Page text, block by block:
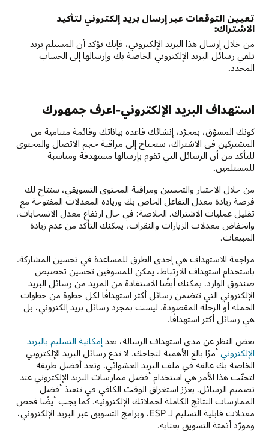
تعيين التوقعات عبر إرسال بريد إلكتروني لتأكيد
الاشتراك:
من خلال إرسال هذا البريد الإلكتروني، فإنك تؤكد أن المستلم يريد
تلقي رسائل البريد الإلكتروني الخاصة بك وإرسالها إلى الحساب
المحدد.
استهداف البريد الإلكتروني-اعرف جمهورك
كونك المسوّق، بمجرّد، إنشائك قاعدة بياناتك وقائمة متنامية من
المشتركين في الاشتراك، ستحتاج إلى مراقبة حجم الاتصال والمحتوى
للتأكد من أن الرسائل التي تقوم بإرسالها مستهدفة ومناسبة
للمستلمين.
من خلال الاختبار والتحسين ومراقبة المحتوى التسويقي، ستتاح لك
فرصة زيادة معدل التفاعل الخاص بك وزيادة المعدلات المفتوحة مع
تقليل عمليات الاشتراك. الخلاصة: في حال ارتفاع معدل الانسحابات،
وانخفاض معدلات الزيارات والنقرات، يمكنك التأكد من عدم زيادة
المبيعات.
مراجعة الاستهداف هي إحدى الطرق للمساعدة في تحسين المشاركة.
باستخدام استهداف الارتباط، يمكن للمسوقين تحسين تخصيص
صندوق الوارد. يمكنك أيضًا الاستفادة من المزيد من رسائل البريد
الإلكتروني التي تتضمن رسائل أكثر استهدافًا لكل خطوة من خطوات
الحملة أو الرحلة المقصودة. ليست بمجرد رسائل بريد إلكتروني، بل
هي رسائل أكثر استهدافًا.
بغض النظر عن مدى استهداف الرسالة، يعد إمكانية التسليم بالبريد
الإلكتروني أمرًا بالغ الأهمية لنجاحك. لا تدع رسائل البريد الإلكتروني
الخاصة بك عالقة في ملف البريد العشوائي. وتعد أفضل طريقة
لتجنّب هذا الأمر هي استخدام أفضل ممارسات البريد الإلكتروني عند
تصميم الرسائل. يعزز استغراق الوقت الكافي في تنفيذ أفضل
الممارسات النتائج الكاملة لحملاتك الإلكترونية. كما يجب أيضًا فحص
معدلات قابلية التسليم لـ ESP، وبرامج التسويق عبر البريد الإلكتروني،
ومورّد أتمتة التسويق بعناية.